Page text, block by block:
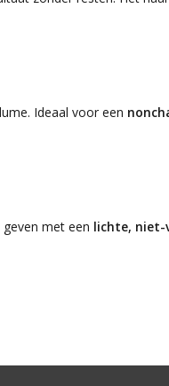
Ideaal voor een
met een lichte, niet-